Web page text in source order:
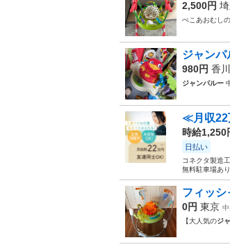
2,500円
ぺこあおむしの
ジャンパ
980円 香川
ジャンパルー
≪月収22
時給1,250
日払い
コネクタ製造
無料駐車場あ
フィッシ
0円 東京
【大人気のジ